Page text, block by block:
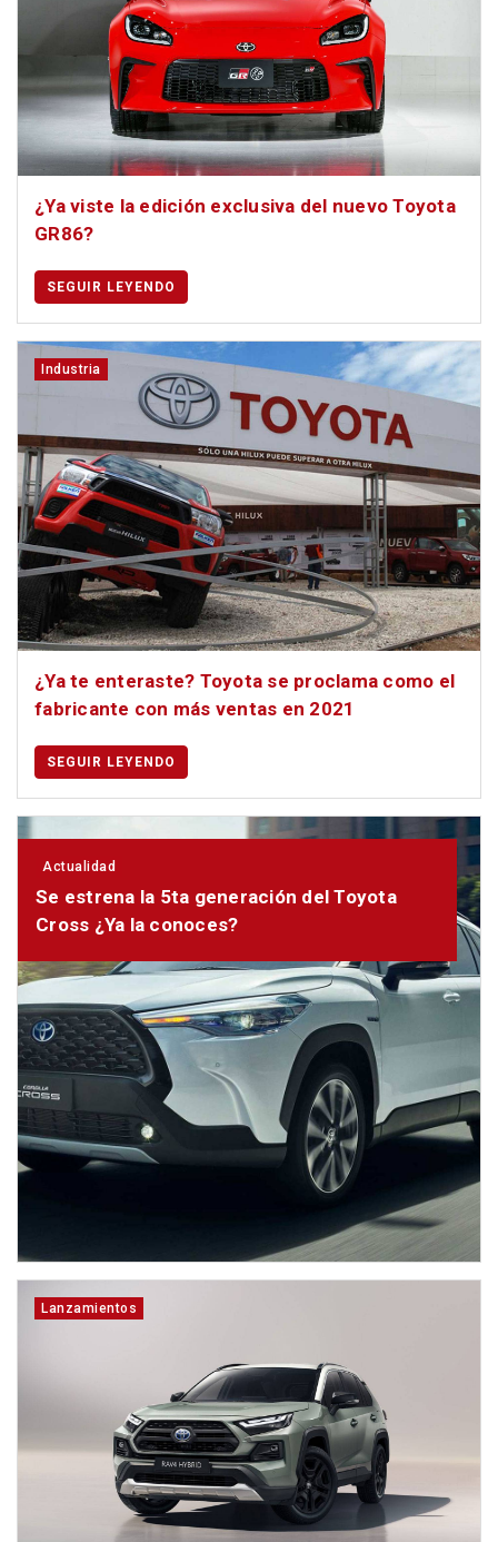
¿Ya viste la edición exclusiva del nuevo Toyota
GR86?
SEGUIR LEYENDO
Industria
¿Ya te enteraste? Toyota se proclama como el
fabricante con más ventas en 2021
SEGUIR LEYENDO
Actualidad
Se estrena la 5ta generación del Toyota
Cross ¿Ya la conoces?
Lanzamientos